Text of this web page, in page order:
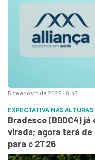
5 de agosto de 2026 - 8:46
EXPECTATIVA NAS ALTURAS
Bradesco (BBDC4) já
virada; agora terá
para o 2T26